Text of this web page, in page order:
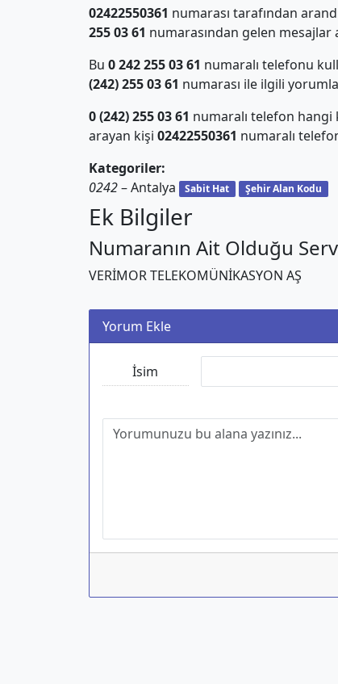
02422550361 numarası tarafından
255 03 61 numarasından gelen mesajlar
Bu 0 242 255 03 61 numaralı telefonu
(242) 255 03 61 numarası ile ilgili
0 (242) 255 03 61 numaralı telefon hangi
arayan kişi 02422550361 numaralı
Kategoriler:
0242– Antalya Sabit Hat Şehir Alan Kodu
Ek Bilgiler
Numaranın Ait Olduğu
VERİMOR TELEKOMÜNİKASYON AŞ
Yorum Ekle
İsim